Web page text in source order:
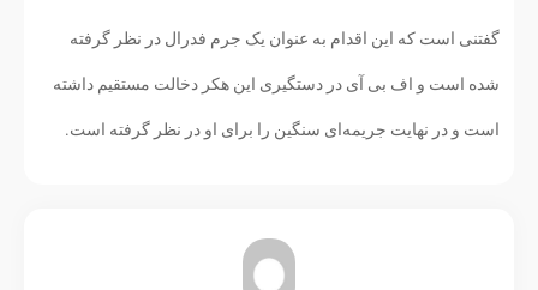
گفتنی است که این اقدام به عنوان یک جرم فدرال در نظر گرفته
شده است و اف بی آی در دستگیری این هکر دخالت مستقیم داشته
است و در نهایت جریمه‌ای سنگین را برای او در نظر گرفته است.